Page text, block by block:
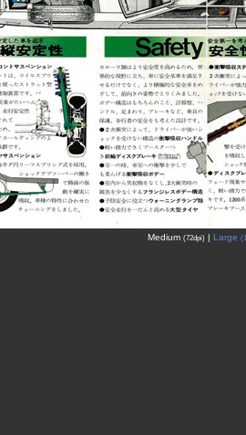
Medium (72dpi) | Large